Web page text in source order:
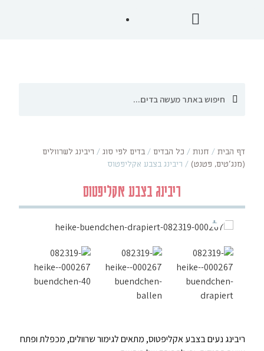
דף הבית / חנות / כל הבדים /בדים לפי סוג / ריבינג לשרוולים
(מנג'טים, פטנט) / ריבינג בצבע אקליפטוס
ריבינג בצבע אקליפטוס
ריבינג נעים בצבע אקליפטוס, מתאים לגימור שרוולים, מכפלת ופתח